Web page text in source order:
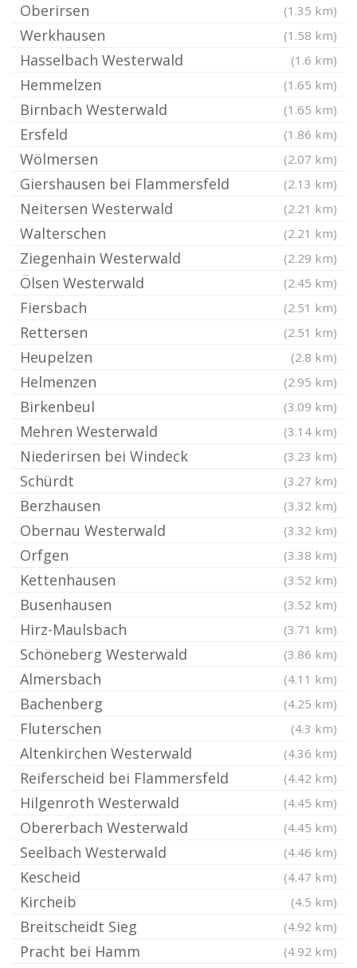
Oberirsen (1.35 km)
Werkhausen (1.58 km)
Hasselbach Westerwald (1.6 km)
Hemmelzen (1.65 km)
Birnbach Westerwald (1.65 km)
Ersfeld (1.86 km)
Wölmersen (2.07 km)
Giershausen bei Flammersfeld (2.13 km)
Neitersen Westerwald (2.21 km)
Walterschen (2.21 km)
Ziegenhain Westerwald (2.29 km)
Ölsen Westerwald (2.45 km)
Fiersbach (2.51 km)
Rettersen (2.51 km)
Heupelzen (2.8 km)
Helmenzen (2.95 km)
Birkenbeul (3.09 km)
Mehren Westerwald (3.14 km)
Niederirsen bei Windeck (3.23 km)
Schürdt (3.27 km)
Berzhausen (3.32 km)
Obernau Westerwald (3.32 km)
Orfgen (3.38 km)
Kettenhausen (3.52 km)
Busenhausen (3.52 km)
Hirz-Maulsbach (3.71 km)
Schöneberg Westerwald (3.86 km)
Almersbach (4.11 km)
Bachenberg (4.25 km)
Fluterschen (4.3 km)
Altenkirchen Westerwald (4.36 km)
Reiferscheid bei Flammersfeld (4.42 km)
Hilgenroth Westerwald (4.45 km)
Obererbach Westerwald (4.45 km)
Seelbach Westerwald (4.46 km)
Kescheid (4.47 km)
Kircheib (4.5 km)
Breitscheidt Sieg (4.92 km)
Pracht bei Hamm (4.92 km)